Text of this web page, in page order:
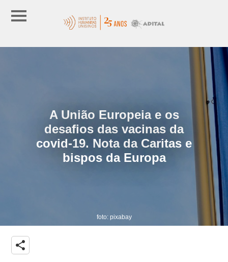
A União Europeia e os
desafios das vacinas da
covid-19. Nota da Caritas e
bispos da Europa
foto: pixabay
share